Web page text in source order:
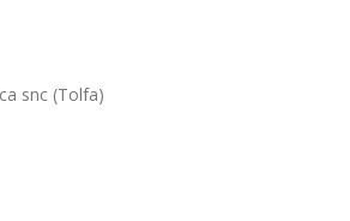
snc (Tolfa)